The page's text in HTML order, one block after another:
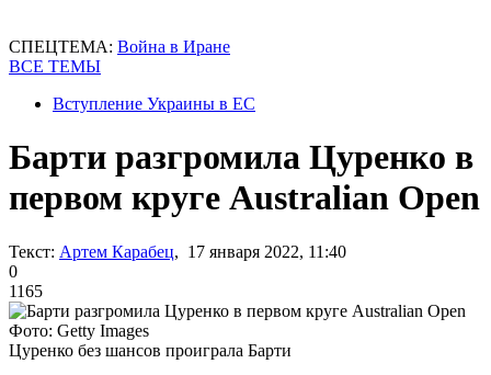
СПЕЦТЕМА: Война в Иране
ВСЕ ТЕМЫ
Вступление Украины в ЕС
Барти разгромила Цуренко в
первом круге Australian Open
Текст: Артем Карабец, 17 января 2022, 11:40
0
1165
Фото: Getty Images
Цуренко без шансов проиграла Барти